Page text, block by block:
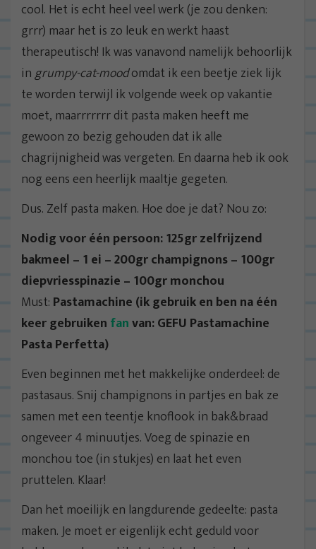
cool. Het is echt heel veel werk (je zou denken:
grrr) maar het is zo leuk en werkt haast
therapeutisch! Ik was vanavond namelijk behoorlijk
ingrumpy-cat-moodomdat ik een beetje ziek lijk
te worden terwijl ik volgende week op vakantie
moet, maarrrrrrr dit pasta maken heeft me
gewoon zo bezig gehouden dat ik alle
chagrijnigheid was vergeten. En daarna heb ik ook
nog eens een heerlijk maaltje gegeten.
Dus. Zelf pasta maken. Hoe doe je dat? Nou zo:
Nodig voor één persoon: 125gr zelfrijzend
bakmeel – 1 ei – 200gr champignons – 100gr
diepvriesspinazie – 100gr monchou
Must: Pastamachine (ik gebruik en ben na één
keer gebruiken fanvan: GEFU Pastamachine
Pasta Perfetta)
Even beginnen met het makkelijke onderdeel: de
pastasaus. Snij champignons in partjes en bak ze
samen met een teentje knoflook in bak&braad
ongeveer 4 minuutjes. Voeg de spinazie en
monchou toe (in stukjes) en laat het even
pruttelen. Klaar!
Dan het moeilijk en langdurende gedeelte: pasta
maken. Je moet er eigenlijk echt geduld voor